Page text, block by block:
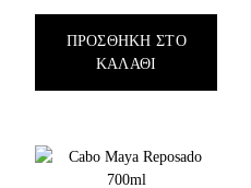
ΠΡΟΣΘΉΚΗ ΣΤΟ
ΚΑΛΆΘΙ